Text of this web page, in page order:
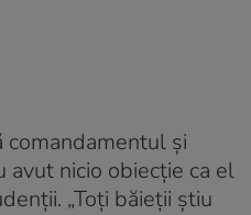
comandamentul și
avut nicio obiecție ca el
„Toți băieții știu